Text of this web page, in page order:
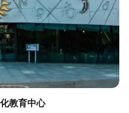
教育中心